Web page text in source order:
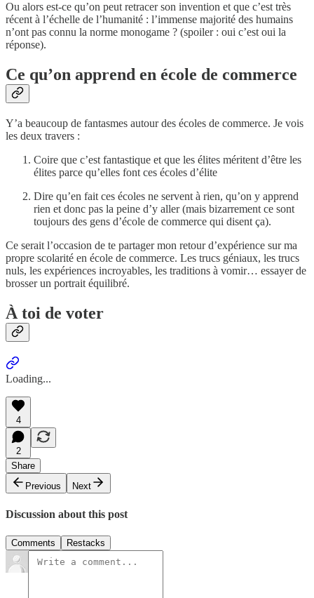
Ou alors est-ce qu’on peut retracer son invention et que c’est très
récent à l’échelle de l’humanité : l’immense majorité des humains
n’ont pas connu la norme monogame ? (spoiler : oui c’est oui la
réponse).
Ce qu’on apprend en école de commerce
Y’a beaucoup de fantasmes autour des écoles de commerce. Je vois
les deux travers :
Coire que c’est fantastique et que les élites méritent d’être les
élites parce qu’elles font ces écoles d’élite
Dire qu’en fait ces écoles ne servent à rien, qu’on y apprend
rien et donc pas la peine d’y aller (mais bizarrement ce sont
toujours des gens d’école de commerce qui disent ça).
Ce serait l’occasion de te partager mon retour d’expérience sur ma
propre scolarité en école de commerce. Les trucs géniaux, les trucs
nuls, les expériences incroyables, les traditions à vomir… essayer de
brosser un portrait équilibré.
À toi de voter
Loading...
4
2
Share
Previous
Next
Discussion about this post
Comments Restacks